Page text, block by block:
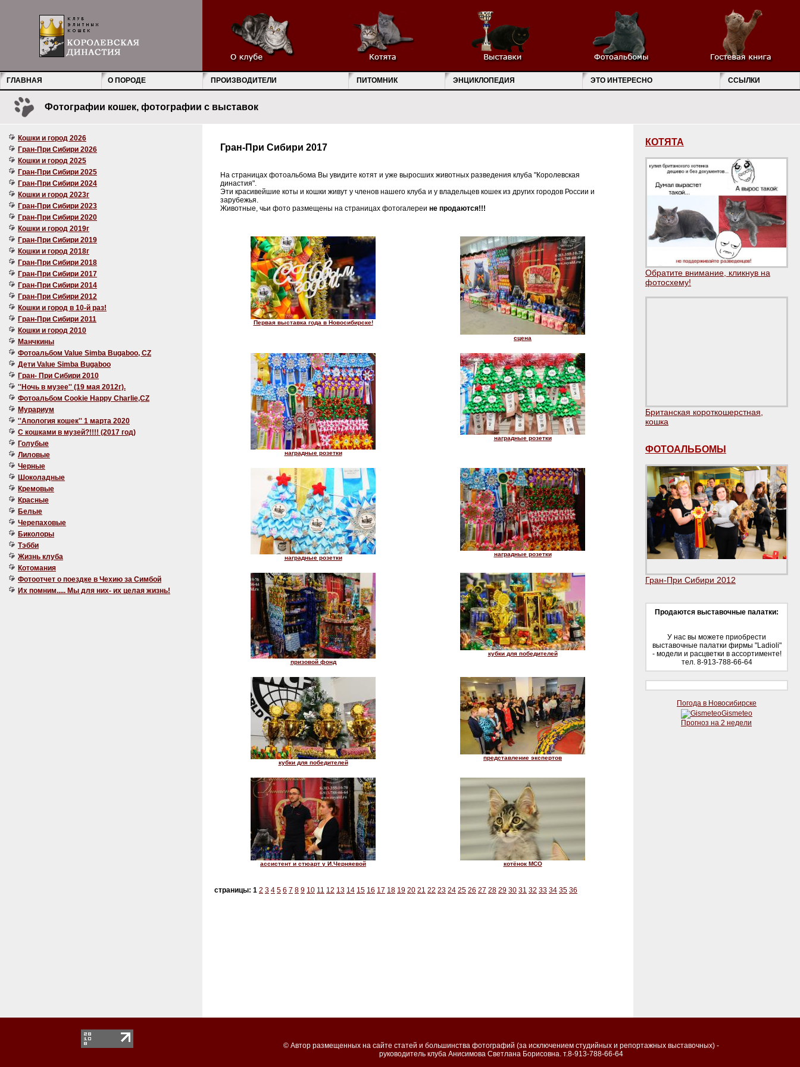
ГЛАВНАЯ О ПОРОДЕ ПРОИЗВОДИТЕЛИ ПИТОМНИК ЭНЦИКЛОПЕДИЯ ЭТО ИНТЕРЕСНО ССЫЛКИ
Фотографии кошек, фотографии с выставок
Кошки и город 2026
Гран-При Сибири 2026
Кошки и город 2025
Гран-При Сибири 2025
Гран-При Сибири 2024
Кошки и город 2023г
Гран-При Сибири 2023
Гран-При Сибири 2020
Кошки и город 2019г
Гран-При Сибири 2019
Кошки и город 2018г
Гран-При Сибири 2018
Гран-При Сибири 2017
Гран-При Сибири 2014
Гран-При Сибири 2012
Кошки и город в 10-й раз!
Гран-При Сибири 2011
Кошки и город 2010
Манчкины
Фотоальбом Value Simba Bugaboo, CZ
Дети Value Simba Bugaboo
Гран- При Сибири 2010
''Ночь в музее'' (19 мая 2012г).
Фотоальбом Cookie Happy Charlie,CZ
Мурариум
''Апология кошек'' 1 марта 2020
C кошками в музей?!!!! (2017 год)
Голубые
Лиловые
Черные
Шоколадные
Кремовые
Красные
Белые
Черепаховые
Биколоры
Тэбби
Жизнь клуба
Котомания
Фотоотчет о поездке в Чехию за Симбой
Их помним..... Мы для них- их целая жизнь!
Гран-При Сибири 2017
На страницах фотоальбома Вы увидите котят и уже выросших животных разведения клуба "Королевская
династия".
Эти красивейшие коты и кошки живут у членов нашего клуба и у владельцев кошек из других городов России и
зарубежья.
Животные, чьи фото размещены на страницах фотогалереи не продаются!!!
Первая выставка года в Новосибирске!
сцена
наградные розетки
наградные розетки
наградные розетки
наградные розетки
призовой фонд
кубки для победителей
кубки для победителей
представление экспертов
ассистент и стюарт у И.Черняевой котёнок МСO
страницы: 1 2 3 4 5 6 7 8 9 10 11 12 13 14 15 16 17 18 19 20 21 22 23 24 25 26 27 28 29 30 31 32 33 34 35 36
КОТЯТА
Обратите внимание, кликнув на
фотосхему!
Британская короткошерстная,
кошка
ФОТОАЛЬБОМЫ
Гран-При Сибири 2012
Продаются выставочные палатки:
У нас вы можете приобрести
выставочные палатки фирмы "Ladioli"
- модели и расцветки в ассортименте!
тел. 8-913-788-66-64
Погода в Новосибирске
Gismeteo
Прогноз на 2 недели
© Автор размещeнных на сайте cтатей и большинства фотографий (за исключением студийных и репортажных выставочных) -
руководитель клуба Анисимова Светлана Борисовна. т.8-913-788-66-64